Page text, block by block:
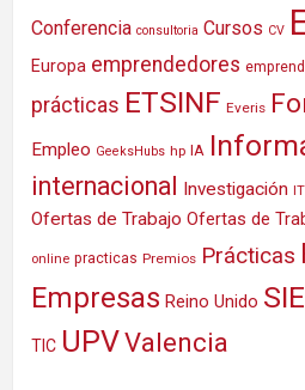
Conferencia consultoria Cursos CV
Europa emprendedores
prácticas ETSINF Everis
Empleo GeeksHubs hp IA
internacional Investigación IT
Ofertas de Trabajo Ofertas de
online practicas Premios Prácticas
Empresas Reino Unido SIE
TIC UPVValencia